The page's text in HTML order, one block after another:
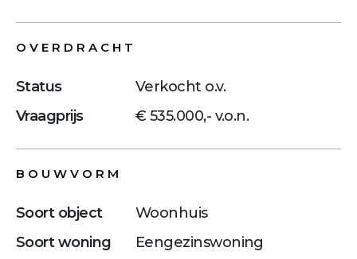
OVERDRACHT
Status
Verkocht o.v.
Vraagprijs
€ 535.000,- v.o.n.
BOUWVORM
Soort object
Woonhuis
Soort woning
Eengezinswoning